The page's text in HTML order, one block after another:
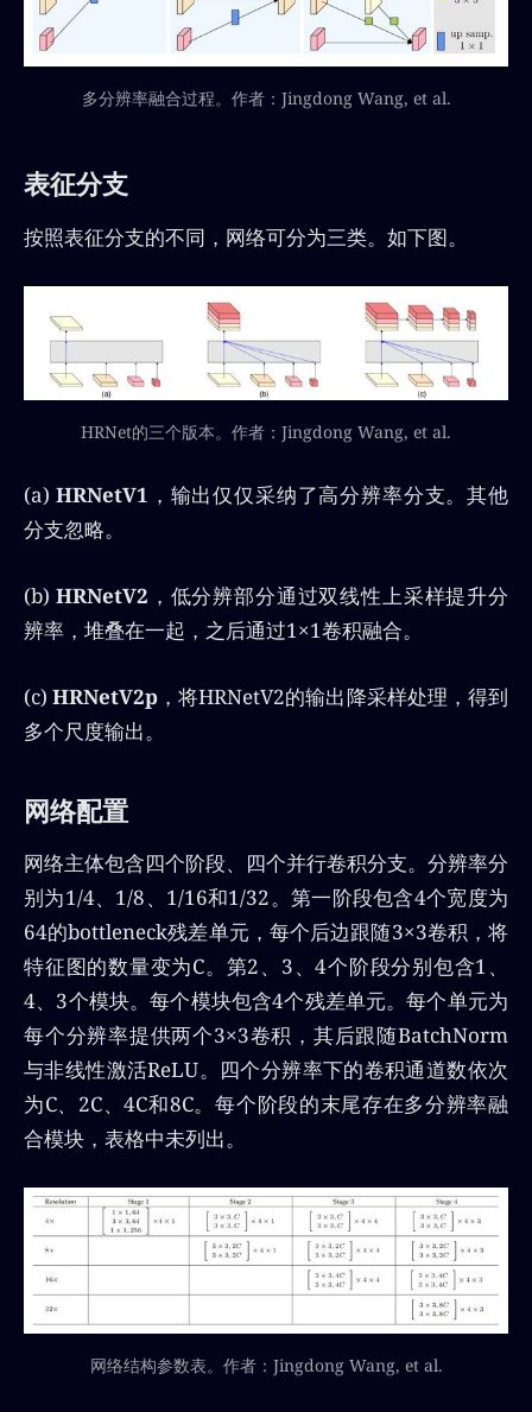
多分辨率融合过程。作者：Jingdong Wang, et al.
表征分支
按照表征分支的不同，网络可分为三类。如下图。
HRNet的三个版本。作者：Jingdong Wang, et al.
(a) HRNetV1 ，输出仅仅采纳了高分辨率分支。其他
分支忽略。
(b) HRNetV2 ，低分辨部分通过双线性上采样提升分
辨率，堆叠在一起，之后通过1×1卷积融合。
(c) HRNetV2p ，将HRNetV2的输出降采样处理，得到
多个尺度输出。
网络配置
网络主体包含四个阶段、四个并行卷积分支。分辨率分
别为1/4、1/8、1/16和1/32。第一阶段包含4个宽度为
64的bottleneck残差单元，每个后边跟随3×3卷积，将
特征图的数量变为C。第2、3、4个阶段分别包含1、
4、3个模块。每个模块包含4个残差单元。每个单元为
每个分辨率提供两个3×3卷积，其后跟随BatchNorm
与非线性激活ReLU。四个分辨率下的卷积通道数依次
为C、2C、4C和8C。每个阶段的末尾存在多分辨率融
合模块，表格中未列出。
网络结构参数表。作者：Jingdong Wang, et al.